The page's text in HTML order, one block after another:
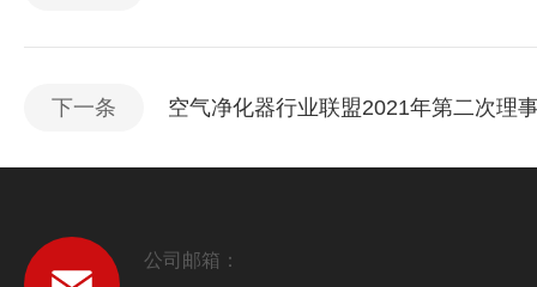
下一条 空气净化器行业联盟2021年第二次理
公司邮箱：